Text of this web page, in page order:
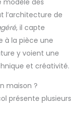
l’architecture de
, il capte
à la pièce une
y voient une
et créativité.
maison ?
présente plusieurs